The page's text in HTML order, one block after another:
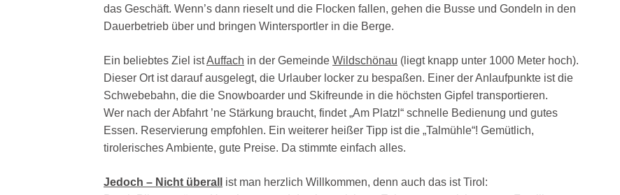
das Geschäft. Wenn’s dann rieselt und die Flocken fallen, gehen die Busse und Gondeln in den
Dauerbetrieb über und bringen Wintersportler in die Berge.
Ein beliebtes Ziel istAuffach in der Gemeinde Wildschönau (liegt knapp unter 1000 Meter hoch).
Dieser Ort ist darauf ausgelegt, die Urlauber locker zu bespaßen. Einer der Anlaufpunkte ist die
Schwebebahn, die die Snowboarder und Skifreunde in die höchsten Gipfel transportieren.
Wer nach der Abfahrt ’ne Stärkung braucht, findet „Am Platzl“ schnelle Bedienung und gutes
Essen. Reservierung empfohlen. Ein weiterer heißer Tipp ist die „Talmühle“! Gemütlich,
tirolerisches Ambiente, gute Preise. Da stimmte einfach alles.
Jedoch – Nicht überall
ist man herzlich Willkommen, denn auch das ist Tirol: